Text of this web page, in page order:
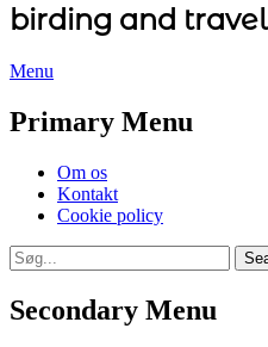
birding and travel
Menu
Primary Menu
Skip
content
Om os
Kontakt
Cookie policy
Search
Search
for:
Secondary Menu